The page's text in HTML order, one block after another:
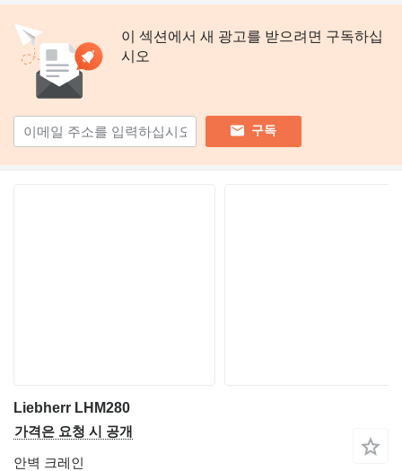
이 섹션에서 새 광고를 받으려면 구독하십
시오
구독
Liebherr LHM280
가격은 요청 시 공개
안벽 크레인